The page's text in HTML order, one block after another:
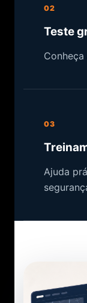
02
Teste
03
Ajuda